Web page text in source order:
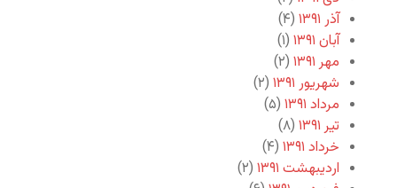
آذر ۱۳۹۱
(۴)
آبان ۱۳۹۱
(۱)
مهر ۱۳۹۱
(۲)
شهریور ۱۳۹۱
(۲)
مرداد ۱۳۹۱
(۵)
تیر ۱۳۹۱
(۸)
خرداد ۱۳۹۱
(۴)
اردیبهشت ۱۳۹۱
(۲)